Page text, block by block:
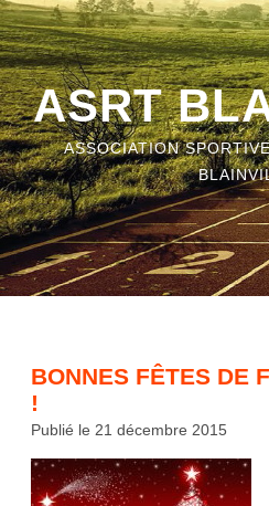
ASRT
ASSOCIATION
BONNES FÊTES DE
!
Publié le 21 décembre 2015